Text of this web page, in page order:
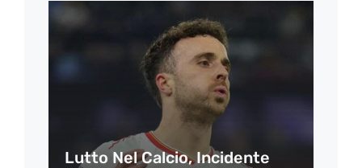
Lutto Nel Calcio, Incidente